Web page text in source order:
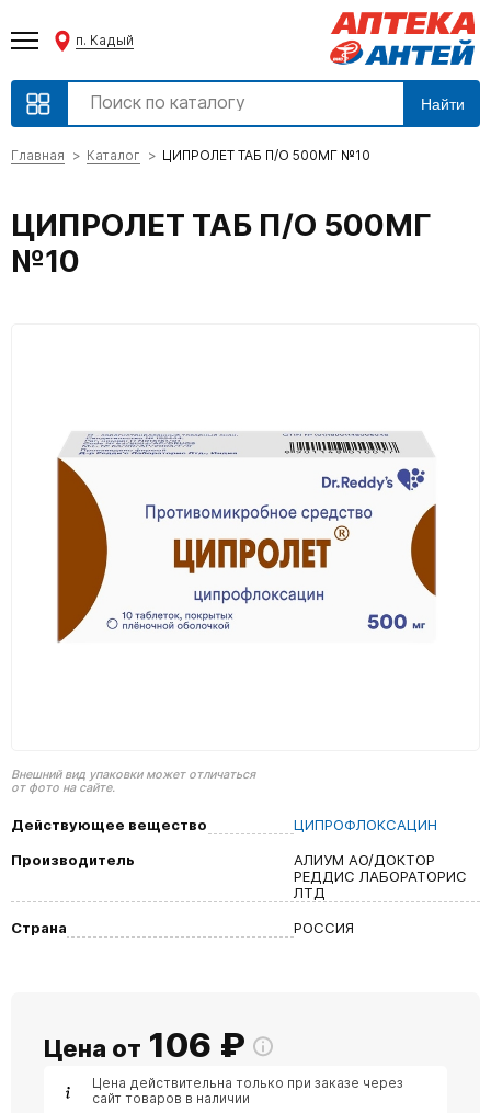
п. Кадый
Найти
Главная Каталог ЦИПРОЛЕТ ТАБ П/О 500МГ №10
ЦИПРОЛЕТ ТАБ П/О 500МГ
№10
Внешний вид упаковки может отличаться
от фото на сайте.
Действующее вещество
ЦИПРОФЛОКСАЦИН
Производитель
АЛИУМ АО/ДОКТОР
РЕДДИС ЛАБОРАТОРИС
ЛТД
Страна
РОССИЯ
Цена от 106 ₽
Цена действительна только при заказе через
сайт товаров в наличии